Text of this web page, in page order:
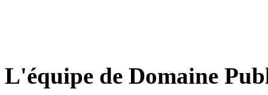
L'équipe de Domaine